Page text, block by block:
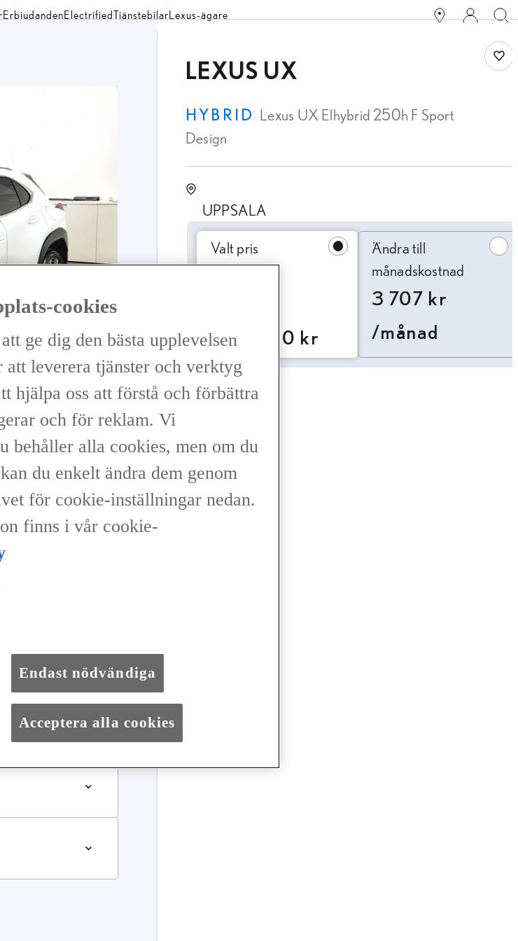
ErbjudandenElectrifiedTjänstebilarLexus-ägare
LEXUS UX
HYBRID Lexus UX Elhybrid 250h F Sport
Design
UPPSALA
Valt pris
308 900 kr
Ändra till
månadskostnad
3 707 kr
/månad
Vid köp
cookies
ge dig den bästa upplevelsen
leverera tjänster och verktyg
hjälpa oss att förstå och förbättra
och för reklam. Vi
behåller alla cookies, men om du
du enkelt ändra dem genom
för cookie-inställningar nedan.
finns i vår cookie-
Endast nödvändiga
Acceptera alla cookies